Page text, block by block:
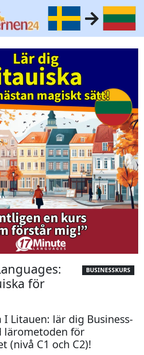
BUSINESSKURS
för
I Litauen: lär dig Business-
lärometoden för
(nivå C1 och C2)!